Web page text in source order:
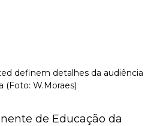
definem detalhes da audiência
(Foto: W.Moraes)
de Educação da